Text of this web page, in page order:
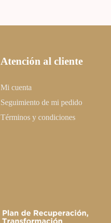
Atención al cliente
Mi cuenta
Seguimiento de mi pedido
Términos y condiciones